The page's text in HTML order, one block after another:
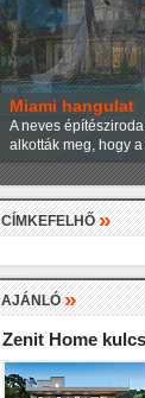
Miami hangulat
A neves
alkották meg, hogy
CÍMKEFELHŐ»
AJÁNLÓ»
Zenit Home